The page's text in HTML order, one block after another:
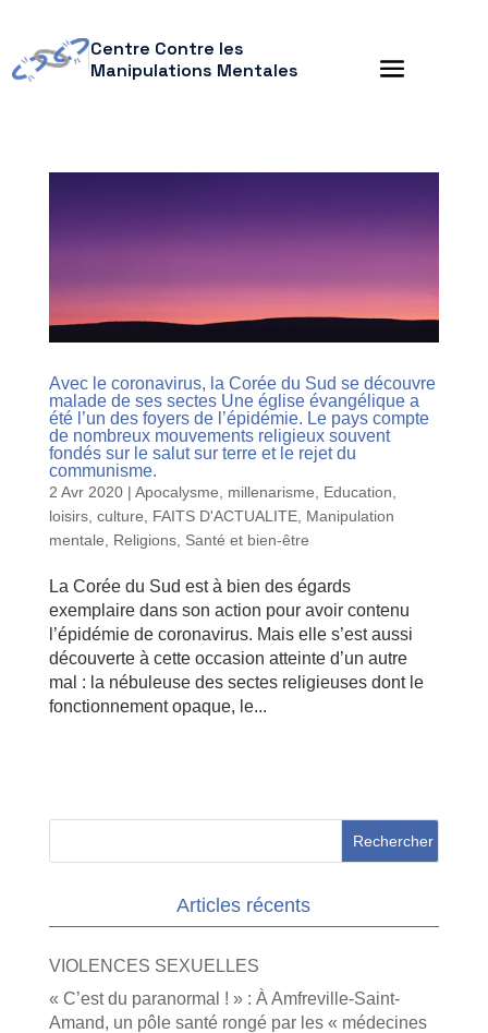
Centre Contre les
Manipulations Mentales
Avec le coronavirus, la Corée du Sud se découvre
malade de ses sectes Une église évangélique a
été l’un des foyers de l’épidémie. Le pays compte
de nombreux mouvements religieux souvent
fondés sur le salut sur terre et le rejet du
communisme.
2 Avr 2020| Apocalysme, millenarisme
Education,
loisirs, culture
FAITS D'ACTUALITE, Manipulation
mentale
Religions, Santé et bien-être
La Corée du Sud est à bien des égards
exemplaire dans son action pour avoir contenu
l’épidémie de coronavirus. Mais elle s’est aussi
découverte à cette occasion atteinte d’un autre
mal : la nébuleuse des sectes religieuses dont le
fonctionnement opaque, le...
Articles récents
VIOLENCES SEXUELLES
« C’est du paranormal ! » : À Amfreville-Saint-
Amand, un pôle santé rongé par les « médecines